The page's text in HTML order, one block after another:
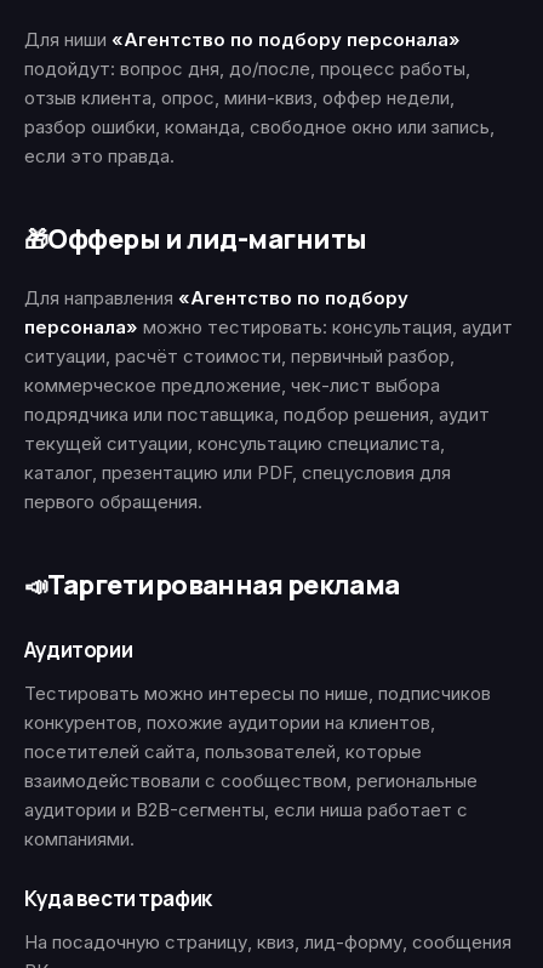
Для ниши «Агентство по подбору персонала»
подойдут: вопрос дня, до/после, процесс работы,
отзыв клиента, опрос, мини-квиз, оффер недели,
разбор ошибки, команда, свободное окно или запись,
если это правда.
🎁Офферы и лид-магниты
Для направления «Агентство по подбору
персонала» можно тестировать: консультация, аудит
ситуации, расчёт стоимости, первичный разбор,
коммерческое предложение, чек-лист выбора
подрядчика или поставщика, подбор решения, аудит
текущей ситуации, консультацию специалиста,
каталог, презентацию или PDF, спецусловия для
первого обращения.
📣Таргетированная реклама
Аудитории
Тестировать можно интересы по нише, подписчиков
конкурентов, похожие аудитории на клиентов,
посетителей сайта, пользователей, которые
взаимодействовали с сообществом, региональные
аудитории и B2B-сегменты, если ниша работает с
компаниями.
Куда вести трафик
На посадочную страницу, квиз, лид-форму, сообщения